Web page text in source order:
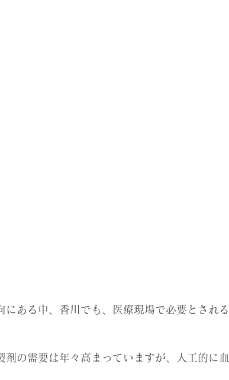
ある中、香川でも、医療現場で必要とされる
の需要は年々高まっていますが、人工的に血